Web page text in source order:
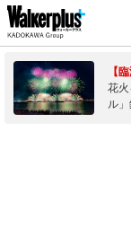
【
花
ル